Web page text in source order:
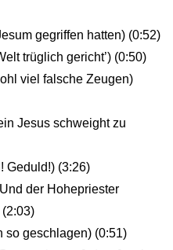
gegriffen hatten) (0:52)
trüglich gericht’) (0:50)
viel falsche Zeugen)
Jesus schweight zu
Geduld!) (3:26)
der Hohepriester
so geschlagen) (0:51)